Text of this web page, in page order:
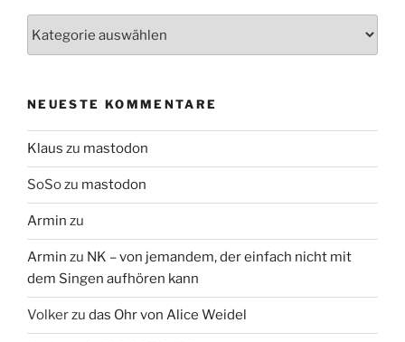
NEUESTE KOMMENTARE
Klaus zu mastodon
SoSozu mastodon
Armin zu
Armin zu NK – von jemandem, der einfach nicht mit
dem Singen aufhören kann
Volkerzu das Ohr von Alice Weidel